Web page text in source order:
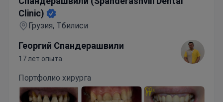
Clinic)
Грузия, Тбилиси
Георгий Спандерашвили
17 лет опыта
Портфолио хирурга